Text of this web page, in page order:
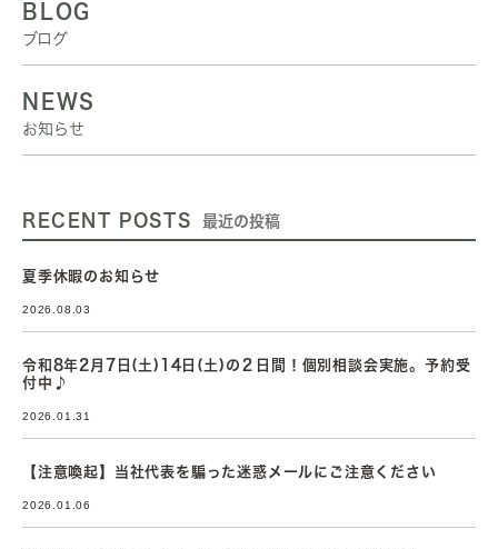
BLOG
ブログ
NEWS
お知らせ
RECENT POSTS 最近の投稿
夏季休暇のお知らせ
2026.08.03
令和8年2月7日(土)14日(土)の２日間！個別相談会実施。予約受
付中♪
2026.01.31
【注意喚起】当社代表を騙った迷惑メールにご注意ください
2026.01.06